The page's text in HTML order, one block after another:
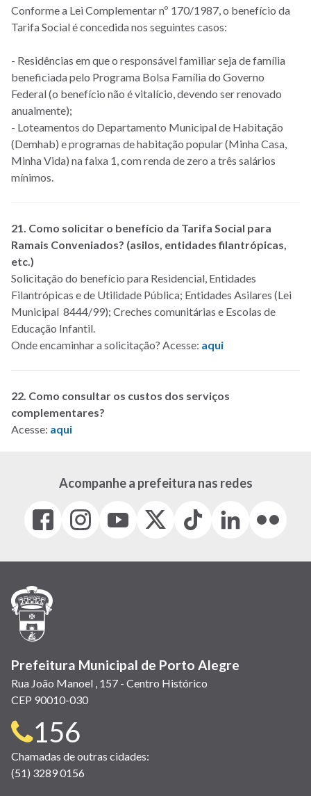
Conforme a Lei Complementar nº 170/1987, o benefício da
Tarifa Social é concedida nos seguintes casos:
- Residências em que o responsável familiar seja de família
beneficiada pelo Programa Bolsa Família do Governo
Federal (o benefício não é vitalício, devendo ser renovado
anualmente);
- Loteamentos do Departamento Municipal de Habitação
(Demhab) e programas de habitação popular (Minha Casa,
Minha Vida) na faixa 1, com renda de zero a três salários
mínimos.
21. Como solicitar o benefício da Tarifa Social para
Ramais Conveniados? (asilos, entidades filantrópicas,
etc.)
Solicitação do benefício para Residencial, Entidades
Filantrópicas e de Utilidade Pública; Entidades Asilares (Lei
Municipal 8444/99); Creches comunitárias e Escolas de
Educação Infantil.
Onde encaminhar a solicitação? Acesse: aqui
22. Como consultar os custos dos serviços
complementares?
Acesse: aqui
Acompanhe a prefeitura nas redes
Facebook
(link
em
janela)
Instagram
(link
em
(link
em
(Antigo
(link
Tiktok
(link
em
LinkedIn
(link
em
(link
em
Prefeitura Municipal de Porto Alegre
Rua João Manoel , 157 - Centro Histórico
CEP 90010-030
Telefone
para
contato:
156
Chamadas de outras cidades:
(51) 3289 0156